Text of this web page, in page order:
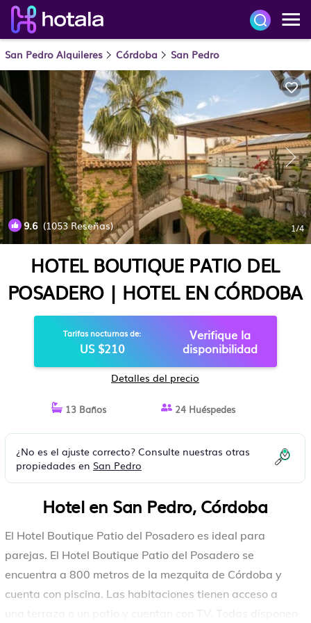
San Pedro Alquileres Córdoba San Pedro
9.6(1053 Reseñas) 1/4
HOTEL BOUTIQUE PATIO DEL
POSADERO | HOTEL EN CÓRDOBA
Tarifas nocturnas de:
US $210
Verifique la
disponibilidad
Detalles del precio
13 Baños 24 Huéspedes
¿No es el ajuste correcto? Consulte nuestras otras
propiedades en San Pedro
Hotel en San Pedro, Córdoba
El Hotel Boutique Patio del Posadero es ideal para
parejas. El Hotel Boutique Patio del Posadero se
encuentra a 800 metros de la mezquita de Córdoba y
cuenta con piscina. Las habitaciones tienen acceso a
una terraza o un patio y cuentan con TV. Todas disponen